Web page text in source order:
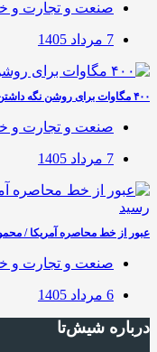
صنعت و تجارت و
7 مرداد 1405
۴۰۰ مگاوات برای روشن نگه داشتن چراغ کسب‌وکار‌ها
صنعت و تجارت و
7 مرداد 1405
عبور از خط محاصره آمریکا /
صنعت و تجارت و
6 مرداد 1405
درباره شیش‌تا